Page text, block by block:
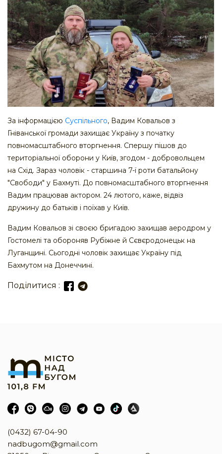
За інформацією Суспільного, Вадим Ковальов з
Гніванської громади захищає Україну з початку
повномасштабного вторгнення. Спершу пішов до
територіальної оборони у Київ, згодом - добровольцем
на Схід. Зараз чоловік - старшина 7-ї роти батальйону
"Свободи" у Бахмуті. До повномасштабного вторгнення
Вадим працював актором. 24 лютого, каже, відвіз
дружину до батьків і поїхав у Київ.
Вадим Ковальов зі своєю бригадою захищав аеродром у
Гостомелі та обороняв Рубіжне й Сєвєродонецьк на
Луганщині. Сьогодні чоловік захищає Україну під
Бахмутом на Донеччині.
Поділитися :
(0432) 67-04-90
nadbugom@gmail.com